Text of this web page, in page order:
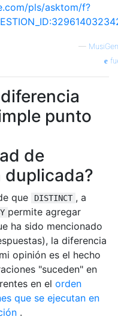
pls/asktom/f?
—
punto
de
duplicada?
que DISTINCT , a
permite agregar
ha sido mencionado
la diferencia
opinión es el hecho
"suceden" en
en el orden
que se ejecutan en
.